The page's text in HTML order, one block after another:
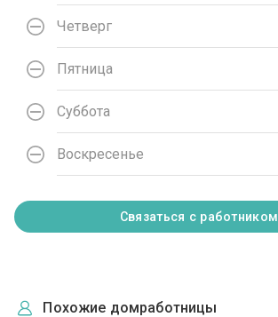
Четверг
Пятница
Суббота
Воскресенье
Связаться с работником
Похожие домработницы